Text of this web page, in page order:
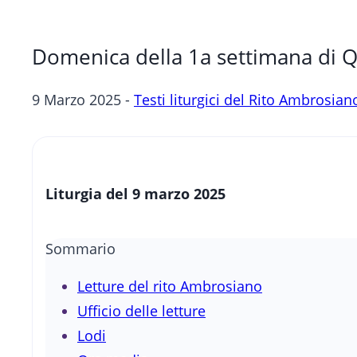
Domenica della 1a settimana di
9 Marzo 2025 - Testi liturgici del Rito
Liturgia del 9 marzo 2025
Sommario
Letture del rito Ambrosiano
Ufficio delle letture
Lodi